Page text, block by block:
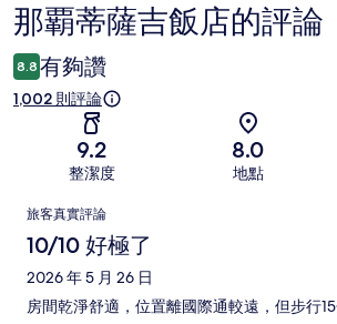
評
論
那覇蒂薩吉飯店的評論
8.8 有夠讚
1,002 則評論
9.2
整潔度
8.0
地點
評
論
旅客真實評論
10/10 好極了
2026 年 5 月 26 日
房間乾淨舒適，位置離國際通較遠，但步行15